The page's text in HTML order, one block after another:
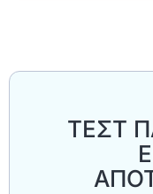
TEΣΤ